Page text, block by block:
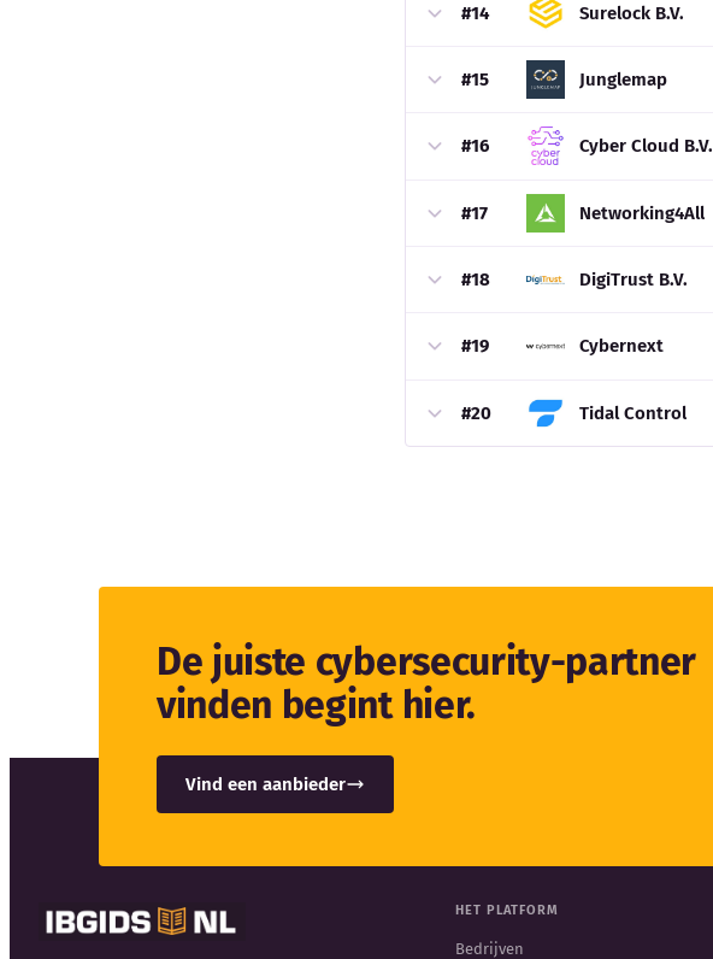
#14 Surelock B.V.
#15 Junglemap
#16 Cyber Cloud B.V.
#17 Networking4All
#18 DigiTrust B.V.
#19 Cybernext
#20 Tidal Control
De juiste cybersecurity-partner
vinden begint hier.
Vind een aanbieder
HET PLATFORM
Bedrijven